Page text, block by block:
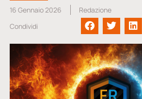
16 Gennaio 2026
Redazione
Condividi